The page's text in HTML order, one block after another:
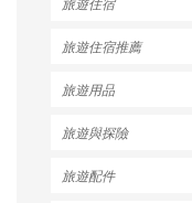
旅遊住宿
旅遊住宿推薦
旅遊用品
旅遊與探險
旅遊配件